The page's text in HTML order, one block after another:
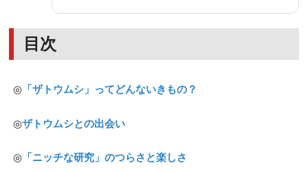
目次
◎「ザトウムシ」ってどんないきもの？
◎ザトウムシとの出会い
◎「ニッチな研究」のつらさと楽しさ